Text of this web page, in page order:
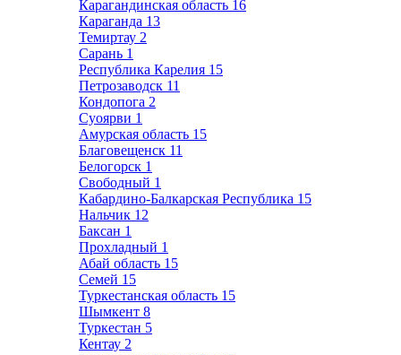
Карагандинская область 16
Караганда 13
Темиртау 2
Сарань 1
Республика Карелия 15
Петрозаводск 11
Кондопога 2
Суоярви 1
Амурская область 15
Благовещенск 11
Белогорск 1
Свободный 1
Кабардино-Балкарская Республика 15
Нальчик 12
Баксан 1
Прохладный 1
Абай область 15
Семей 15
Туркестанская область 15
Шымкент 8
Туркестан 5
Кентау 2